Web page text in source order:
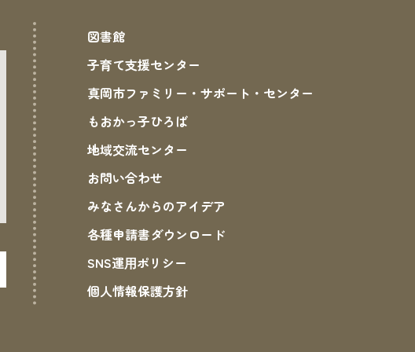
図書館
子育て支援センター
真岡市ファミリー・サポート・センター
もおかっ子ひろば
地域交流センター
お問い合わせ
みなさんからのアイデア
各種申請書ダウンロード
SNS運⽤ポリシー
個人情報保護方針